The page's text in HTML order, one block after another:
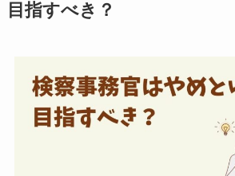
目指すべき？